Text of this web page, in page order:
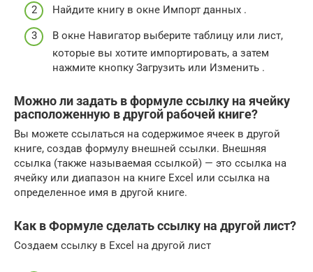
Найдите книгу в окне Импорт данных .
В окне Навигатор выберите таблицу или лист,
которые вы хотите импортировать, а затем
нажмите кнопку Загрузить или Изменить .
Можно ли задать в формуле ссылку на ячейку
расположенную в другой рабочей книге?
Вы можете ссылаться на содержимое ячеек в другой
книге, создав формулу внешней ссылки. Внешняя
ссылка (также называемая ссылкой) — это ссылка на
ячейку или диапазон на книге Excel или ссылка на
определенное имя в другой книге.
Как в Формуле сделать ссылку на другой лист?
Создаем ссылку в Excel на другой лист